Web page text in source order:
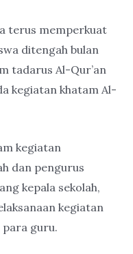
terus memperkuat
ditengah bulan
tadarus Al-Qur’an
kegiatan khatam Al-
kegiatan
dan pengurus
kepala sekolah,
kegiatan
guru.